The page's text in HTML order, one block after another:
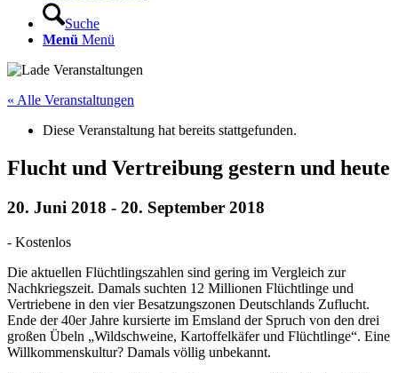
Suche
Menü Menü
« Alle Veranstaltungen
Diese Veranstaltung hat bereits stattgefunden.
Flucht und Vertreibung gestern und heute
20. Juni 2018 - 20. September 2018
- Kostenlos
Die aktuellen Flüchtlingszahlen sind gering im Vergleich zur
Nachkriegszeit. Damals suchten 12 Millionen Flüchtlinge und
Vertriebene in den vier Besatzungszonen Deutschlands Zuflucht.
Ende der 40er Jahre kursierte im Emsland der Spruch von den drei
großen Übeln „Wildschweine, Kartoffelkäfer und Flüchtlinge“. Eine
Willkommenskultur? Damals völlig unbekannt.